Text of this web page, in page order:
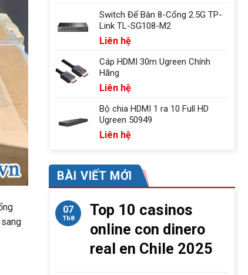
Switch Để Bàn 8-Cổng 2.5G TP-
Link TL-SG108-M2
Liên hệ
Cáp HDMI 30m Ugreen Chính
Hãng
Liên hệ
Bộ chia HDMI 1 ra 10 Full HD
Ugreen 50949
Liên hệ
BÀI VIẾT MỚI
07
Th8
Top 10 casinos
online con dinero
real en Chile 2025